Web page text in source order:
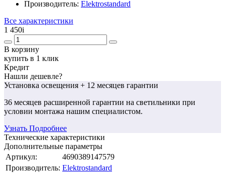
Производитель: Elektrostandard
Все характеристики
1 450i
В корзину
купить в 1 клик
Кредит
Нашли дешевле?
Установка освещения + 12 месяцев гарантии
36 месяцев расширенной гарантии на светильники при
условии монтажа нашим специалистом.
Узнать Подробнее
Технические характеристики
Дополнительные параметры
Артикул:
4690389147579
Производитель: Elektrostandard